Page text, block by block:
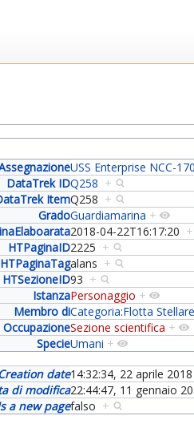
USS Enterprise NCC-
DataTrek IDQ258 +
ItemQ258 +
GradoGuardiamarina +
2018-04-22T16:17:20 +
HTPaginaID2225 +
HTPaginaTagalans +
HTSezioneID93 +
IstanzaPersonaggio +
Membro diCategoria:Flotta Stellare
OccupazioneSezione scientifica +
SpecieUmani +
date14:32:34, 22 aprile 2018
di modifica22:44:47, 11 gennaio
a new pagefalso +